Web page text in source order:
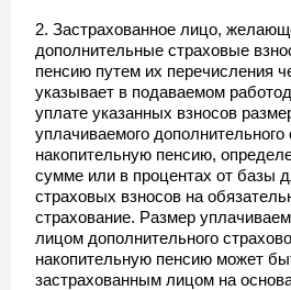
2. Застрахованное лицо,
дополнительные страховые
пенсию путем их перечисления
указывает в подаваемом
уплате указанных взносов
уплачиваемого дополнительного
накопительную пенсию,
сумме или в процентах от базы
страховых взносов на
страхование. Размер
лицом дополнительного
накопительную пенсию может
застрахованным лицом на